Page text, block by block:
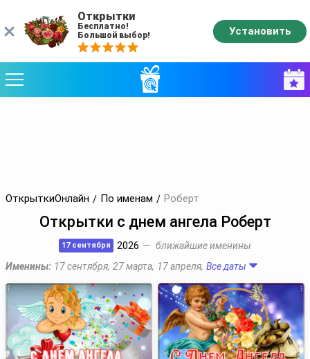
ОткрыткиОнлайн По именам Роберт
Открытки с днем ангела Роберт
17 сентября 2026
ближайшие именины
Именины: 17 сентября, 27 марта, 17 апреля, Все даты
Открытки
Бесплатно!
Большой выбор!
Установить